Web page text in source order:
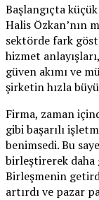
Başlangıçta
Halis Özkan’nın
sektörde fark
hizmet
güven akımı ve
şirketin hızla
Firma, zaman
gibi başarılı
benimsedi. Bu
birleştirerek daha
Birleşmenin
artırdı ve pazar